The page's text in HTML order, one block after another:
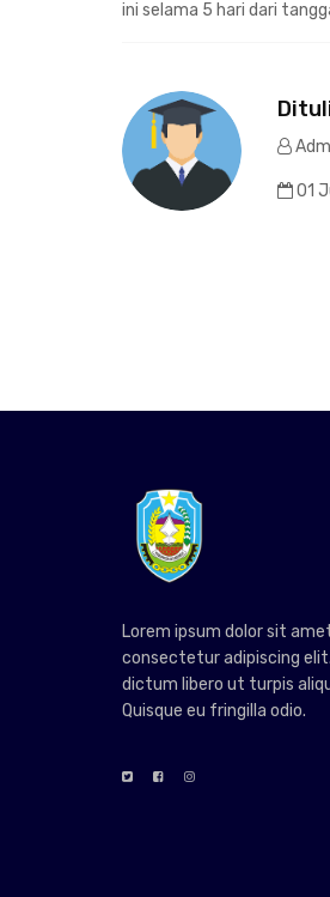
ini selama 5 hari dari
01
Lorem ipsum dolor sit
consectetur adipiscing
dictum libero ut turpis
Quisque eu fringilla odio.